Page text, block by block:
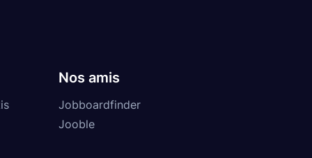
Nos amis
Jobboardfinder
Jooble